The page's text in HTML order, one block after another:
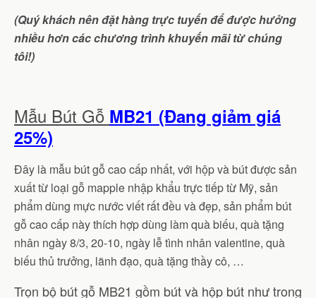
(Quý khách nên đặt hàng trực tuyến để được hưởng
nhiều hơn các chương trình khuyến mãi từ chúng
tôi!)
Mẫu Bút Gỗ MB21 (Đang giảm giá
25%)
Đây là mẫu bút gỗ cao cấp nhất, với hộp và bút được sản
xuất từ loại gỗ mapple nhập khẩu trực tiếp từ Mỹ, sản
phẩm dùng mực nước viết rất đều và đẹp, sản phẩm bút
gỗ cao cấp này thích hợp dùng làm quà biếu, quà tặng
nhân ngày 8/3, 20-10, ngày lễ tình nhân valentine, quà
biếu thủ trưởng, lãnh đạo, quà tặng thầy cô, …
Trọn bộ bút gỗ MB21 gồm bút và hộp bút như trong